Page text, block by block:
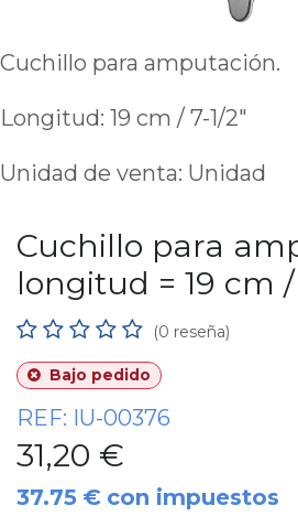
Cuchillo para amputación.
Longitud: 19 cm / 7-1/2"
Unidad de venta: Unidad
Cuchillo para
longitud = 19 cm /
(0 reseña)
Bajo pedido
REF: IU-00376
31,20 €
37.75 € con impuestos